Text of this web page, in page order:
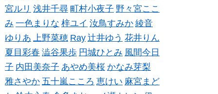
宮ルリ 浅井千尋 町村小夜子 野々宮ここ
み 一色まりな 梓ユイ 汝鳥すみか 綾音
ゆりあ 上野菜穂 Ray 辻井ゆう 花井りん
夏目彩春 澁谷果歩 円城ひとみ 風間今日
子 内田美奈子 あやめ美桜 かなみ芽梨
雅さやか 五十嵐こころ 恵けい 麻宮まど